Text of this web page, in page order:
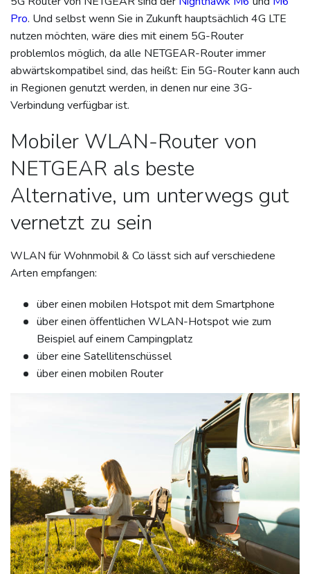
Pro. Und selbst wenn Sie in Zukunft hauptsächlich 4G LTE
nutzen möchten, wäre dies mit einem 5G-Router
problemlos möglich, da alle NETGEAR-Router immer
abwärtskompatibel sind, das heißt: Ein 5G-Router kann auch
in Regionen genutzt werden, in denen nur eine 3G-
Verbindung verfügbar ist.
Mobiler WLAN-Router von
NETGEAR als beste
Alternative, um unterwegs gut
vernetzt zu sein
WLAN für Wohnmobil & Co lässt sich auf verschiedene
Arten empfangen:
über einen mobilen Hotspot mit dem Smartphone
über einen öffentlichen WLAN-Hotspot wie zum
Beispiel auf einem Campingplatz
über eine Satellitenschüssel
über einen mobilen Router